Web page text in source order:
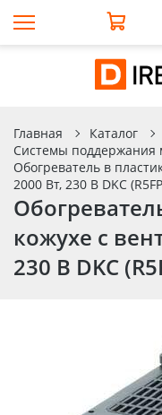
Главная Каталог
Системы поддержания
Обогреватель в
2000 Вт, 230 В DKC
кожухе с
230 В DKC